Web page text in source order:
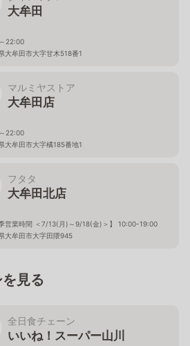
大牟田
22:00
大牟田市大字甘木518番1
マルミヤストア
大牟田店
22:00
大牟田市大字橘185番地1
フタタ
大牟田北店
季営業時間 ＜7/13(月)～9/18(金)＞】 10:00-19:00
大牟田市大字田隈945
見る
全日食チェーン
いいね！スーパー山川